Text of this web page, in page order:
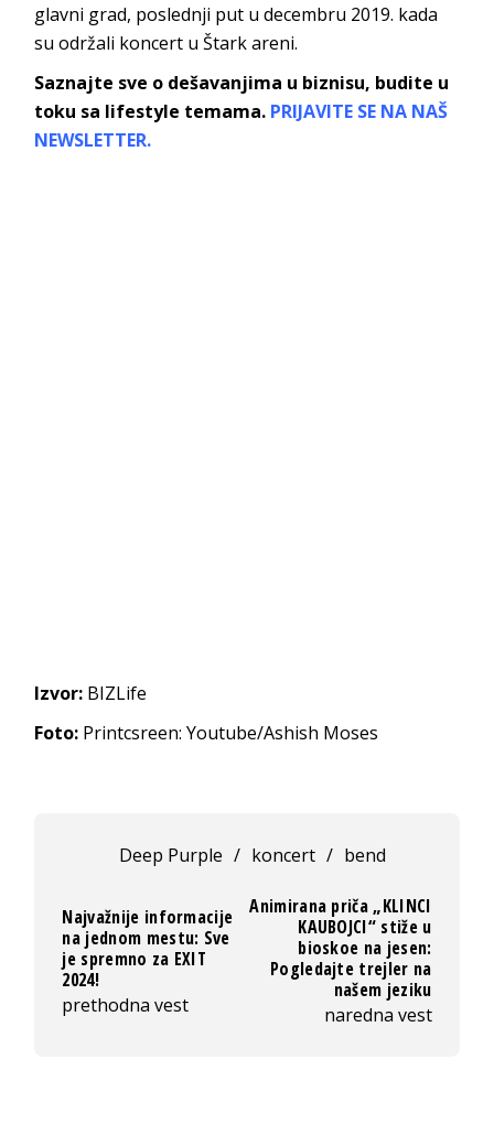
glavni grad, poslednji put u decembru 2019. kada
suodržali koncert u Štark areni.
Saznajte sve o dešavanjima u biznisu, budite u
toku sa lifestyle temama. PRIJAVITE SE NA NAŠ
NEWSLETTER.
Izvor: BIZLife
Foto: Printcsreen: Youtube/Ashish Moses
Deep Purple / koncert / bend
Najvažnije informacije
na jednom mestu: Sve
je spremno za EXIT
2024!
prethodna vest
Animirana priča „KLINCI
KAUBOJCI“ stiže u
bioskoe na jesen:
Pogledajte trejler na
našem jeziku
naredna vest